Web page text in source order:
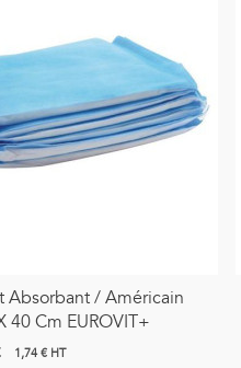
Absorbant / Américain
40 Cm EUROVIT+
1,74 € HT